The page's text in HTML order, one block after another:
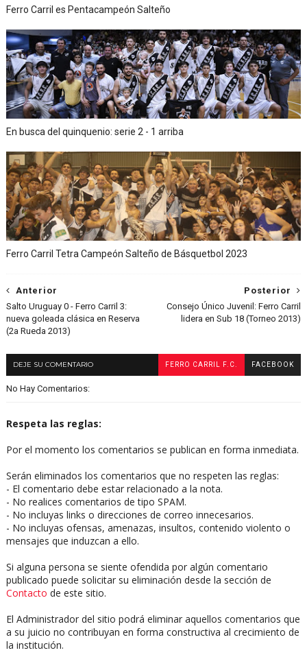
Ferro Carril es Pentacampeón Salteño
En busca del quinquenio: serie 2 - 1 arriba
Ferro Carril Tetra Campeón Salteño de Básquetbol 2023
Posterior
Consejo Único Juvenil: Ferro Carril
lidera en Sub 18 (Torneo 2013)
Anterior
Salto Uruguay 0 - Ferro Carril 3:
nueva goleada clásica en Reserva
(2a Rueda 2013)
DEJE SU COMENTARIO FERRO CARRIL F.C. FACEBOOK
No Hay Comentarios:
Respeta las reglas:
Por el momento los comentarios se publican en forma inmediata.
Serán eliminados los comentarios que no respeten las reglas:
- El comentario debe estar relacionado a la nota.
- No realices comentarios de tipo SPAM.
- No incluyas links o direcciones de correo innecesarios.
- No incluyas ofensas, amenazas, insultos, contenido violento o
mensajes que induzcan a ello.
Si alguna persona se siente ofendida por algún comentario
publicado puede solicitar su eliminación desde la sección de
Contacto de este sitio.
El Administrador del sitio podrá eliminar aquellos comentarios que
a su juicio no contribuyan en forma constructiva al crecimiento de
la institución.